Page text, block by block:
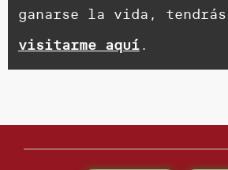
ganarse la vida, tendrás
visitarme aquí.